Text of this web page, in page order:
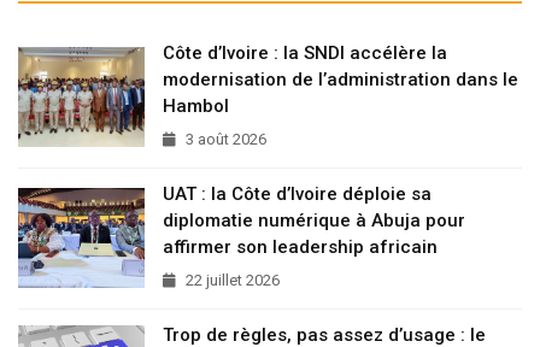
Côte d’Ivoire : la SNDI accélère la
modernisation de l’administration dans le
Hambol
3 août 2026
UAT : la Côte d’Ivoire déploie sa
diplomatie numérique à Abuja pour
affirmer son leadership africain
22 juillet 2026
Trop de règles, pas assez d’usage : le